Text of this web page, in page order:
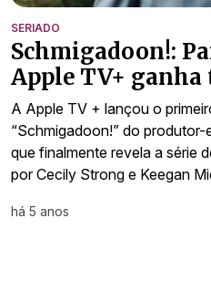
SERIADO
Schmigadoon!:
Apple TV+
A Apple TV + lançou o
“Schmigadoon!” do
que finalmente revela a série
por Cecily Strong e Keegan
há 5 anos